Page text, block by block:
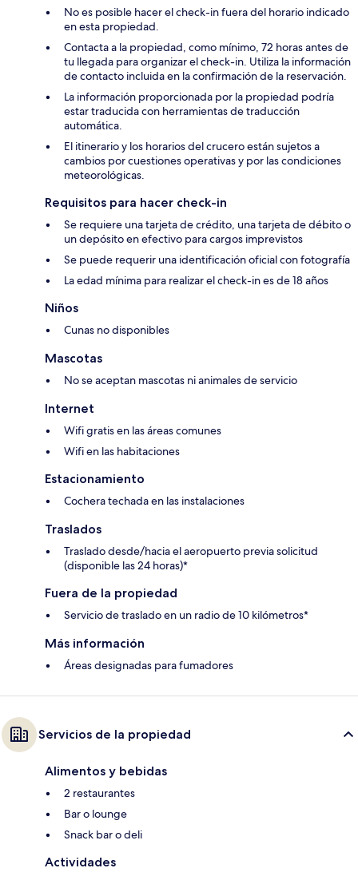
No es posible hacer el check-in fuera del horario indicado
en esta propiedad.
Contacta a la propiedad, como mínimo, 72 horas antes de
tu llegada para organizar el check-in. Utiliza la información
de contacto incluida en la confirmación de la reservación.
La información proporcionada por la propiedad podría
estar traducida con herramientas de traducción
automática.
El itinerario y los horarios del crucero están sujetos a
cambios por cuestiones operativas y por las condiciones
meteorológicas.
Requisitos para hacer check-in
Se requiere una tarjeta de crédito, una tarjeta de débito o
un depósito en efectivo para cargos imprevistos
Se puede requerir una identificación oficial con fotografía
La edad mínima para realizar el check-in es de 18 años
Niños
Cunas no disponibles
Mascotas
No se aceptan mascotas ni animales de servicio
Internet
Wifi gratis en las áreas comunes
Wifi en las habitaciones
Estacionamiento
Cochera techada en las instalaciones
Traslados
Traslado desde/hacia el aeropuerto previa solicitud
(disponible las 24 horas)*
Fuera de la propiedad
Servicio de traslado en un radio de 10 kilómetros*
Más información
Áreas designadas para fumadores
Servicios de la propiedad
Alimentos y bebidas
2 restaurantes
Bar o lounge
Snack bar o deli
Actividades